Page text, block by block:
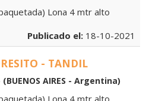
Lona 4 mtr alto
Publicado el: 18-10-2021
- TANDIL
AIRES - Argentina)
Lona 4 mtr alto